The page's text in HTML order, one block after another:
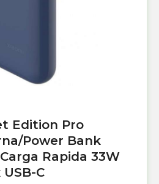
Edition Pro
Power Bank
Rapida 33W
USB-C